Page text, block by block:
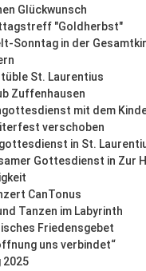
Glückwunsch
"Goldherbst"
Sonntag in der
St. Laurentius
Zuffenhausen
mit dem
verschoben
in St.
Gottesdienst in Zur
CanTonus
Tanzen im Labyrinth
Friedensgebet
uns verbindet“
2025